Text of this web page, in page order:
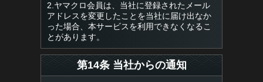
2.ヤマクロ会員は、当社に登録されたメール
アドレスを変更したことを当社に届け出なか
った場合、本サービスを利用できなくなるこ
とがあります。
第14条 当社からの通知